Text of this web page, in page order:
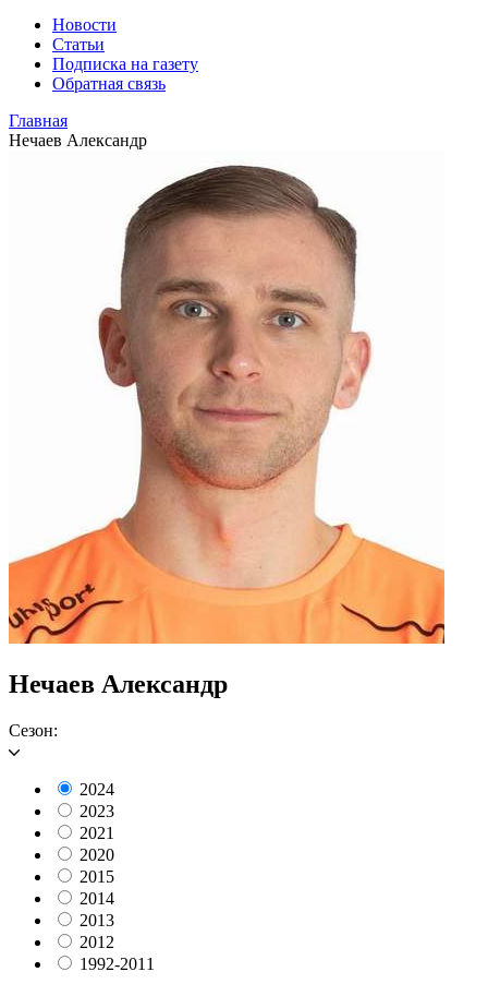
Новости
Статьи
Подписка на газету
Обратная связь
Главная
Нечаев Александр
Нечаев Александр
Сезон:
2024
2023
2021
2020
2015
2014
2013
2012
1992-2011